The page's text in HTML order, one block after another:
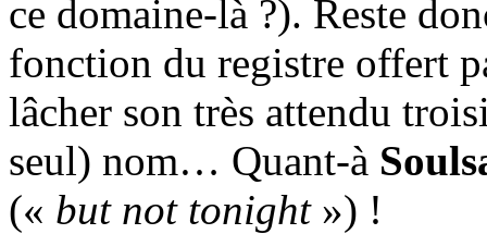
ce domaine-là ?). Reste
fonction du registre offert
lâcher son très attendu
seul) nom… Quant-à
(« but not tonight») !